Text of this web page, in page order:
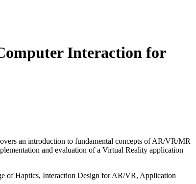
Interaction for
an introduction to fundamental concepts of AR/VR/MR
and evaluation of a Virtual Reality application
of Haptics, Interaction Design for AR/VR, Application